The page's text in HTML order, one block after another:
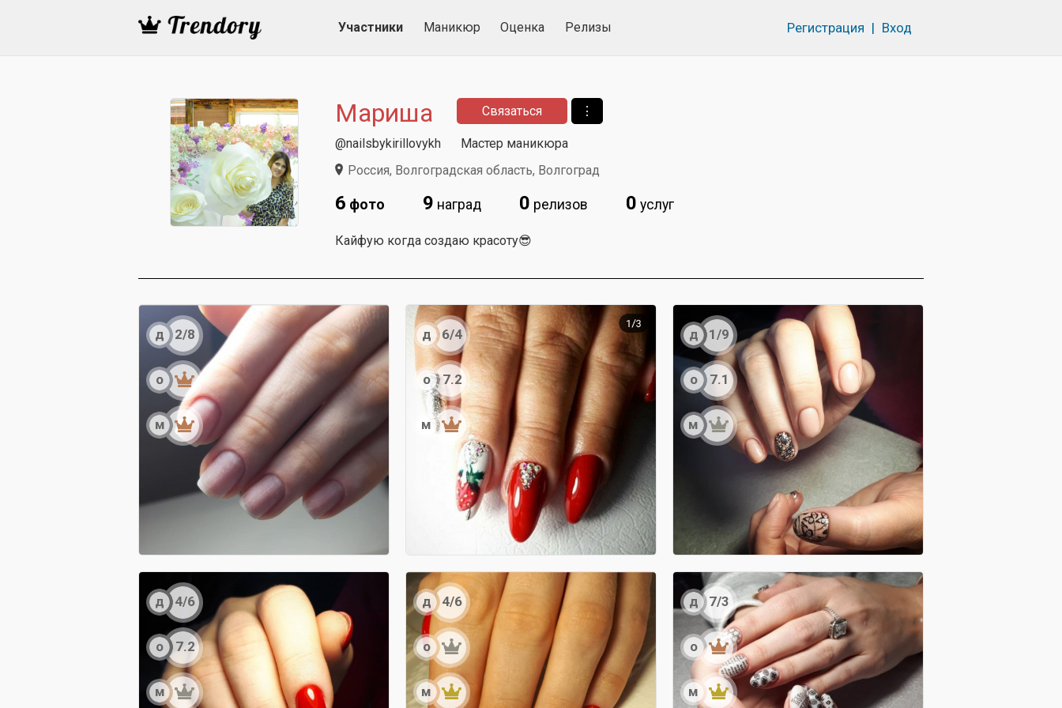
Участники Маникюр Оценка Релизы Регистрация | Вход
Мариша Связаться ⋮
@nailsbykirillovykh
Мастер маникюра
Россия, Волгоградская область, Волгоград
6 фото 9 наград 0 релизов 0 услуг
Кайфую когда создаю красоту😎
д 2/8
о
м
д 6/4
о 7.2
м
д 1/9
о 7.1
м
д 4/6
о 7.2
м
д 4/6
о
м
д 7/3
о
м